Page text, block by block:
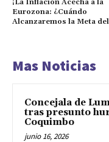
¡La Inflación Acecha a la
Eurozona: ¿Cuándo
Alcanzaremos la Meta del
Mas Noticias
Concejala de
tras presunto
Coquimbo
junio 16, 2026